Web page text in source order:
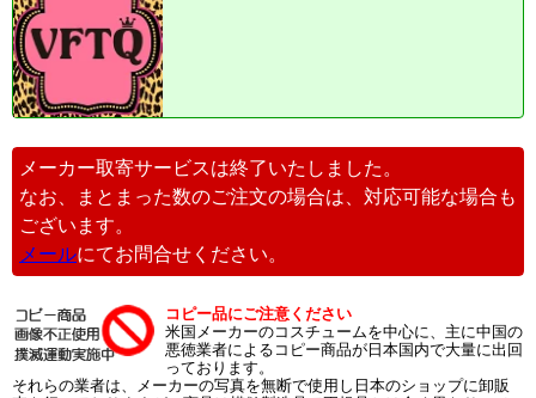
メーカー取寄サービスは終了いたしました。
なお、まとまった数のご注文の場合は、対応可能な場合も
ございます。
メールにてお問合せください。
コピー品にご注意ください
米国メーカーのコスチュームを中心に、主に中国の
悪徳業者によるコピー商品が日本国内で大量に出回
っております。
それらの業者は、メーカーの写真を無断で使用し日本のショップに卸販